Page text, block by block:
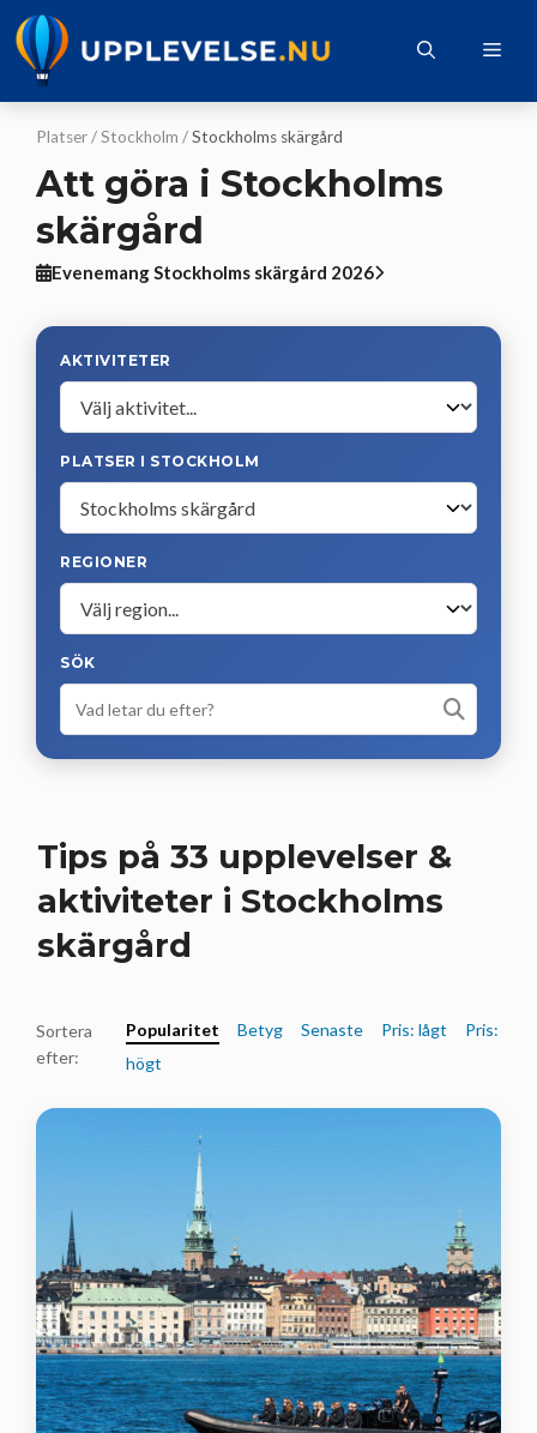
Hoppa
till
innehåll
Platser/Stockholm /Stockholms skärgård
Att göra i Stockholms
skärgård
Evenemang Stockholms skärgård 2026
AKTIVITETER
PLATSER I STOCKHOLM
REGIONER
SÖK
Tips på 33 upplevelser &
aktiviteter i Stockholms
skärgård
Sortera
efter:
Popularitet Betyg Senaste Pris: lågt
Pris:
högt